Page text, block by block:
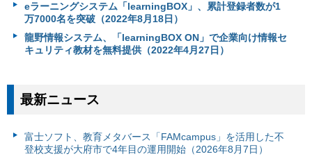
eラーニングシステム「learningBOX」、累計登録者数が1
万7000名を突破（2022年8月18日）
龍野情報システム、「learningBOX ON」で企業向け情報セ
キュリティ教材を無料提供（2022年4月27日）
最新ニュース
富⼠ソフト、教育メタバース「FAMcampus」を活用した不
登校支援が大府市で4年目の運用開始（2026年8月7日）